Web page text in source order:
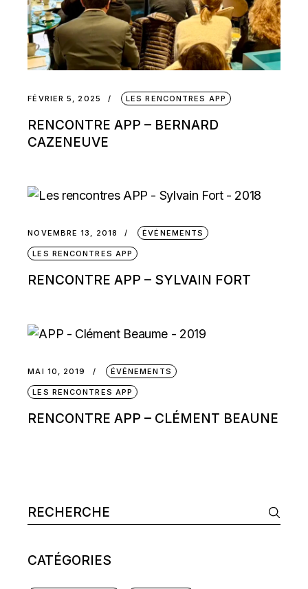
FÉVRIER 5, 2025 LES RENCONTRES APP
RENCONTRE APP – BERNARD
CAZENEUVE
NOVEMBRE 13, 2018 ÉVÉNEMENTS
LES RENCONTRES APP
RENCONTRE APP – SYLVAIN FORT
MAI 10, 2019 ÉVÉNEMENTS
LES RENCONTRES APP
RENCONTRE APP – CLÉMENT BEAUNE
CATÉGORIES